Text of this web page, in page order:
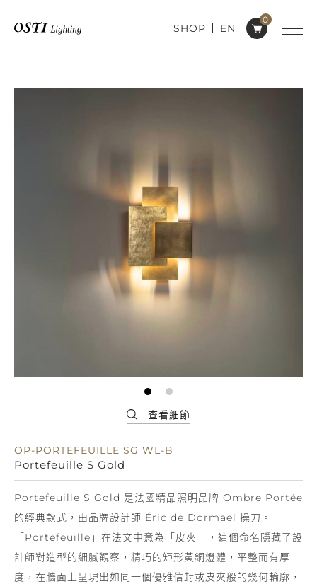
0
SHOP EN
OP-PORTEFEUILLE SG WL-B
Portefeuille S Gold
Portefeuille S Gold 是法國精品照明品牌 Ombre Portée
的經典款式，由品牌設計師 Éric de Dormael 操刀。
「Portefeuille」在法文中意為「皮夾」，這個命名隱藏了設
計師對造型的細膩觀察，精巧的矩形黃銅燈體，平整而有厚
度，在牆面上呈現出如同一個優雅信封或皮夾般的幾何輪廓，